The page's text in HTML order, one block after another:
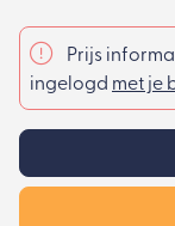
Prijs
ingelogd met je